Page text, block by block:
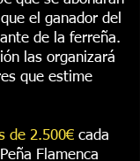
el ganador del
de la ferreña.
las organizará
que estime
de 2.500€ cada
Flamenca